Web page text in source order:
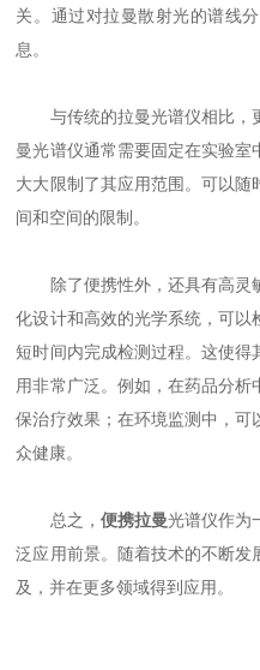
关。通过对拉曼散射光的谱线
息。
与传统的拉曼光谱仪相比，
曼光谱仪通常需要固定在实验
大大限制了其应用范围。可以
间和空间的限制。
除了便携性外，还具有高灵
化设计和高效的光学系统，可以
短时间内完成检测过程。这使
用非常广泛。例如，在药品分
保治疗效果；在环境监测中，可
众健康。
总之， 便携拉曼光谱仪作为
泛应用前景。随着技术的不断
及，并在更多领域得到应用。